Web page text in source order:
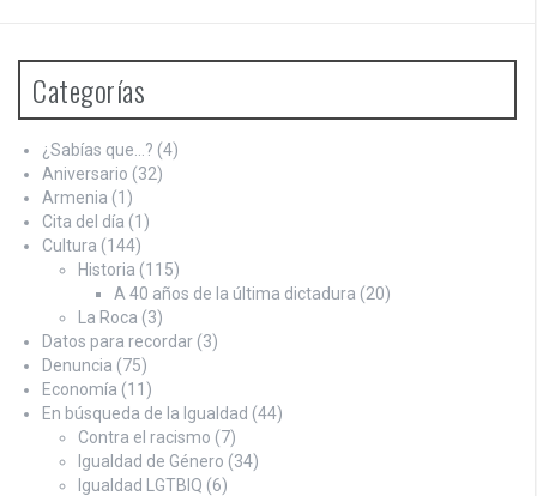
Categorías
¿Sabías que…? (4)
Aniversario (32)
Armenia (1)
Cita del día (1)
Cultura (144)
Historia (115)
A 40 años de la última dictadura (20)
La Roca (3)
Datos para recordar (3)
Denuncia (75)
Economía (11)
En búsqueda de la Igualdad (44)
Contra el racismo (7)
Igualdad de Género (34)
Igualdad LGTBIQ (6)